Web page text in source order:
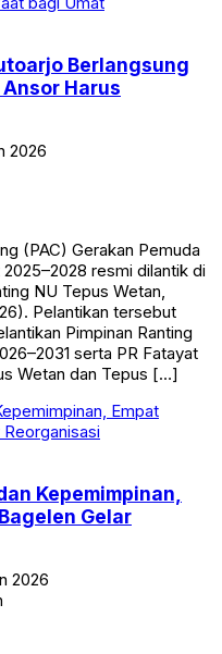
Berlangsung
Harus
2026
(PAC) Gerakan Pemuda
resmi dilantik di
NU Tepus Wetan,
Pelantikan tersebut
Pimpinan Ranting
serta PR Fatayat
Wetan dan Tepus […]
Kepemimpinan,
Gelar
2026